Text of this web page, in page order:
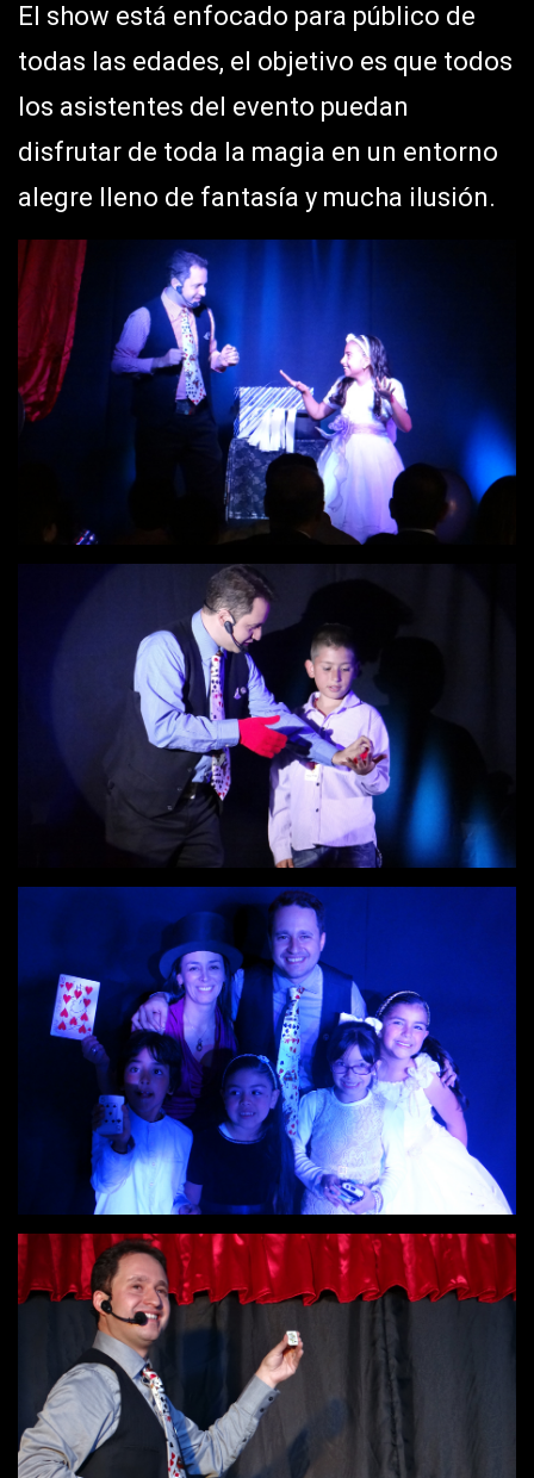
El show está enfocado para público de
todas las edades, el objetivo es que todos
los asistentes del evento puedan
disfrutar de toda la magia en un entorno
alegre lleno de fantasía y mucha ilusión.